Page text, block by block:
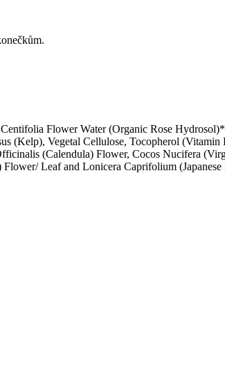
Flower Water (Organic Rose
(Kelp), Vegetal Cellulose, Tocopherol
(Calendula) Flower, Cocos Nucifera
Leaf and Lonicera Caprifolium